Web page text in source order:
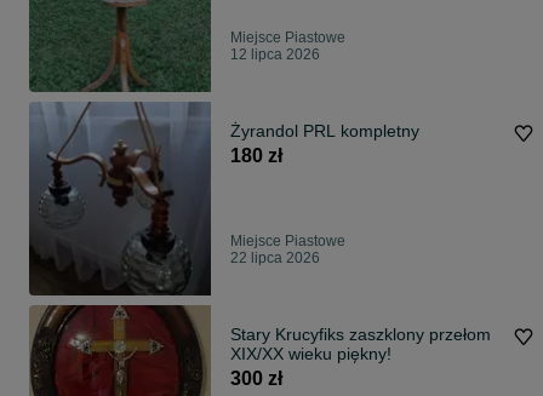
Miejsce Piastowe
12 lipca 2026
Żyrandol PRL kompletny
180 zł
Miejsce Piastowe
22 lipca 2026
Stary Krucyfiks zaszklony przełom
XIX/XX wieku piękny!
300 zł